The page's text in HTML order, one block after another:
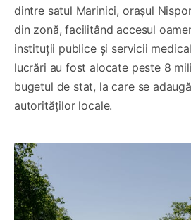
dintre satul Marinici, orașul
din zonă, facilitând accesul
instituții publice și servicii
lucrări au fost alocate peste 8
bugetul de stat, la care se
autorităților locale.